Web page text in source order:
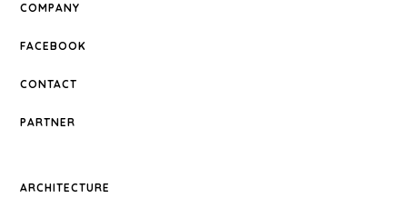
COMPANY
FACEBOOK
CONTACT
PARTNER
ARCHITECTURE